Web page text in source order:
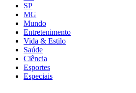
SP
MG
Mundo
Entretenimento
Vida & Estilo
Saúde
Ciência
Esportes
Especiais